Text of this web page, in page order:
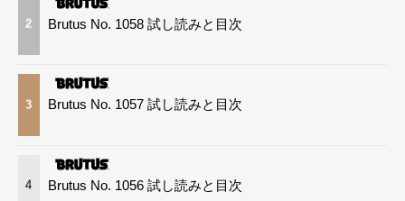
2 Brutus No. 1058 試し読みと目次
3 Brutus No. 1057 試し読みと目次
4 Brutus No. 1056 試し読みと目次